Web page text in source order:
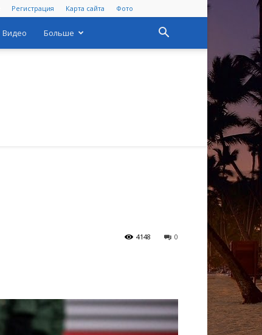
Регистрация Карта сайта Фото
Видео Больше
0
4148